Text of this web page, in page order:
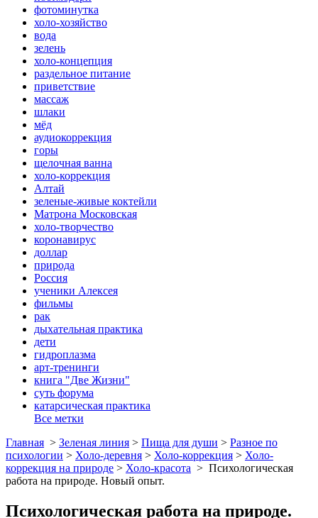
фотоминутка
холо-хозяйство
вода
зелень
холо-концепция
раздельное питание
приветствие
массаж
шлаки
мёд
аудиокоррекция
горы
щелочная ванна
холо-коррекция
Алтай
зеленые-живые коктейли
Матрона Московская
холо-творчество
коронавирус
доллар
природа
Россия
ученики Алексея
фильмы
рак
дыхательная практика
дети
гидроплазма
арт-тренинги
книга "Две Жизни"
суть форума
катарсическая практика
Все метки
Главная > Зеленая линия > Пища для души > Разное по
психологии > Холо-деревня > Холо-коррекция > Холо-
коррекция на природе > Холо-красота > Психологическая
работа на природе. Новый опыт.
Психологическая работа на природе.